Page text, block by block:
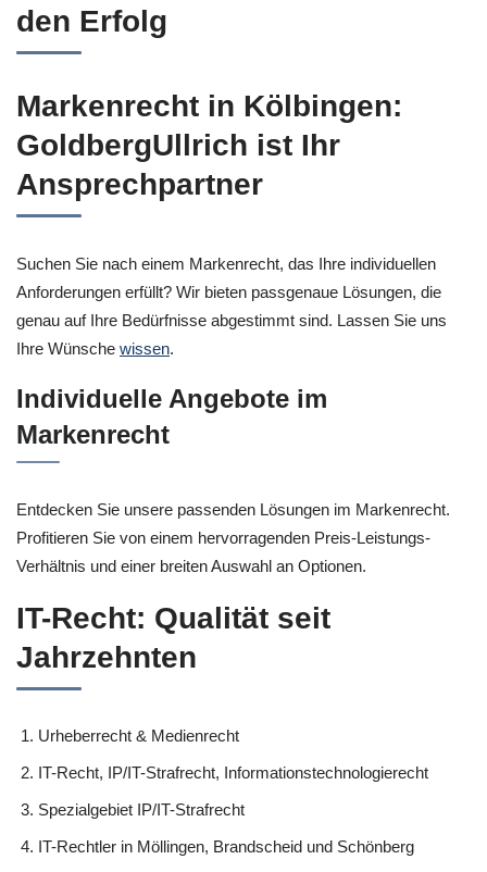
den Erfolg
Markenrecht in Kölbingen:
GoldbergUllrich ist Ihr
Ansprechpartner
Suchen Sie nach einem Markenrecht, das Ihre individuellen
Anforderungen erfüllt? Wir bieten passgenaue Lösungen, die
genau auf Ihre Bedürfnisse abgestimmt sind. Lassen Sie uns
Ihre Wünsche wissen.
Individuelle Angebote im
Markenrecht
Entdecken Sie unsere passenden Lösungen im Markenrecht.
Profitieren Sie von einem hervorragenden Preis-Leistungs-
Verhältnis und einer breiten Auswahl an Optionen.
IT-Recht: Qualität seit
Jahrzehnten
Urheberrecht & Medienrecht
IT-Recht, IP/IT-Strafrecht, Informationstechnologierecht
Spezialgebiet IP/IT-Strafrecht
IT-Rechtler in Möllingen, Brandscheid und Schönberg